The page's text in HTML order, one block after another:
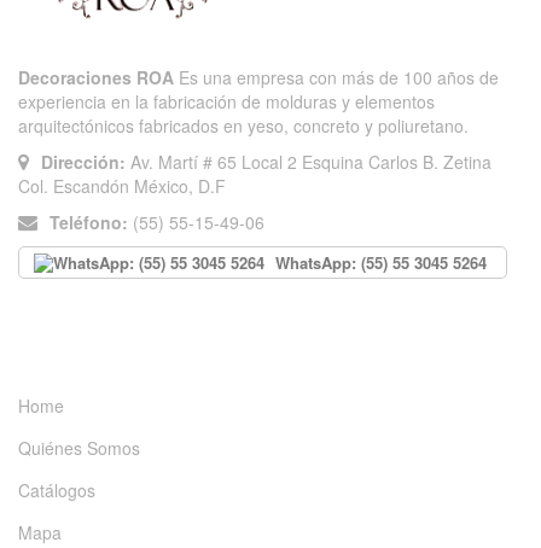
Decoraciones ROA Es una empresa con más de 100 años de
experiencia en la fabricación de molduras y elementos
arquitectónicos fabricados en yeso, concreto y poliuretano.
Dirección: Av. Martí # 65 Local 2 Esquina Carlos B. Zetina
Col. Escandón México, D.F
Teléfono: (55) 55-15-49-06
WhatsApp: (55) 55 3045 5264
Home
Quiénes Somos
Catálogos
Mapa